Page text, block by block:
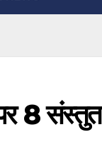
पर 8 संस्तुत